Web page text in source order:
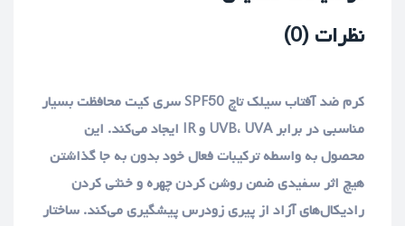
نظرات (0)
کرم ضد آفتاب سیلک تاچ SPF50 سری کیت محافظت بسیار
مناسبی در برابر UVB، UVA و IR ایجاد می‌کند. این
محصول به واسطه ترکیبات فعال خود بدون به جا گذاشتن
هیچ اثر سفیدی ضمن روشن کردن چهره و خنثی کردن
رادیکال‌های آزاد از پیری زودرس پیشگیری می‌کند. ساختار